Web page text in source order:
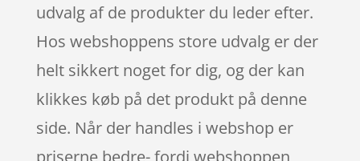
udvalg af de produkter du leder efter.
Hos webshoppens store udvalg er der
helt sikkert noget for dig, og der kan
klikkes køb på det produkt på denne
side. Når der handles i webshop er
priserne bedre- fordi webshoppen